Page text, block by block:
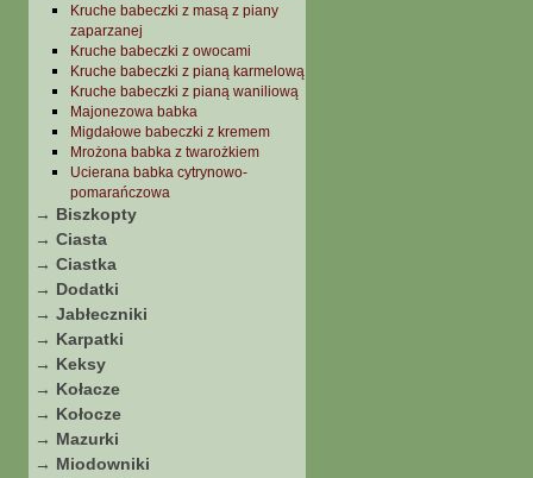
Kruche babeczki z masą z piany
zaparzanej
Kruche babeczki z owocami
Kruche babeczki z pianą karmelową
Kruche babeczki z pianą waniliową
Majonezowa babka
Migdałowe babeczki z kremem
Mrożona babka z twarożkiem
Ucierana babka cytrynowo-
pomarańczowa
→ Biszkopty
→ Ciasta
→ Ciastka
→ Dodatki
→ Jabłeczniki
→ Karpatki
→ Keksy
→ Kołacze
→ Kołocze
→ Mazurki
→ Miodowniki